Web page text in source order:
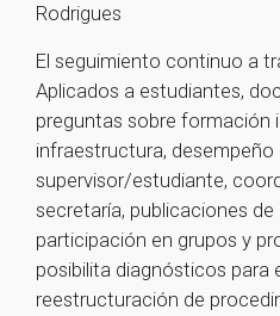
Rodrigues
El seguimiento continuo a
Aplicados a estudiantes,
preguntas sobre formación
infraestructura,
supervisor/estudiante,
secretaría, publicaciones
participación en grupos y
posibilita diagnósticos para
reestructuración de